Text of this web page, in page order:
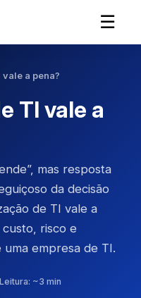
☰
a pena?
TI vale a
mas resposta
da decisão
de TI vale a
risco e
empresa de TI.
Leitura: ~3 min